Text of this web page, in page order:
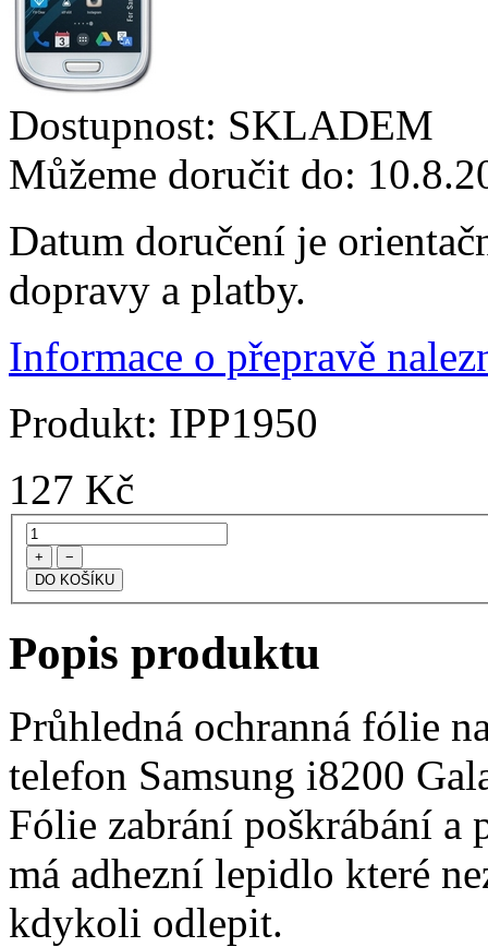
Dostupnost: SKLADEM
Můžeme doručit do:
Datum doručení je
dopravy a platby.
Informace o přepravě
Produkt: IPP1950
127 Kč
+ −
Popis produktu
Průhledná ochranná fólie
telefon Samsung i8200
Fólie zabrání poškrábání a
má adhezní lepidlo které
kdykoli odlepit.